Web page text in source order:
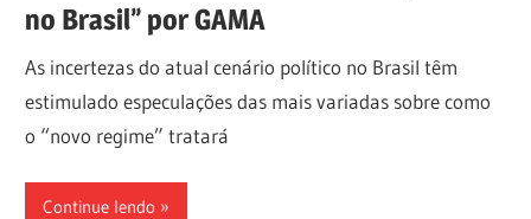
no Brasil” por GAMA
As incertezas do atual cenário político no Brasil têm
estimulado especulações das mais variadas sobre como
o “novo regime” tratará
Continue lendo